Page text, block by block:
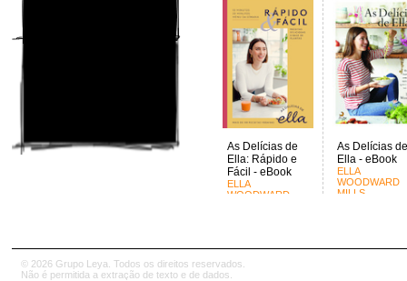
As Delícias de
Ella: Rápido e
Fácil - eBook
ELLA
WOODWARD
As Delícias de
Ella - eBook
ELLA
WOODWARD
MILLS
© 2026 Grupo Leya. Todos os direitos reservados.
Não é permitida a extração de texto e de dados.